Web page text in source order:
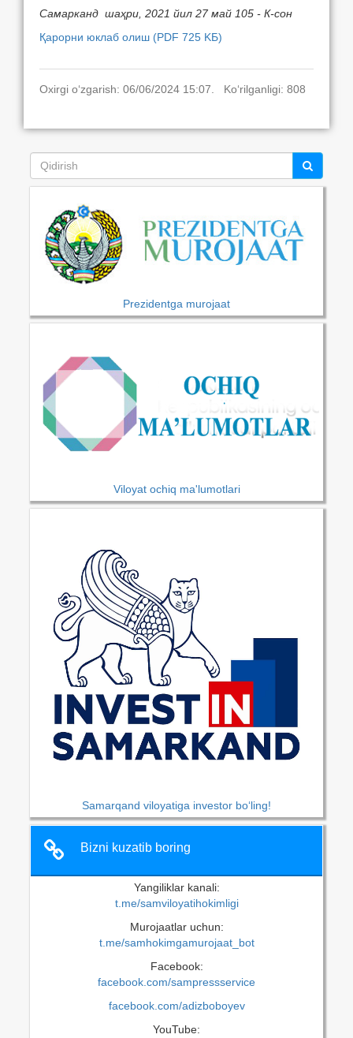
Самарканд шаҳри, 2021 йил 27 май 105 - К-сон
Қарорни юклаб олиш (PDF 725 KБ)
Oxirgi o‘zgarish: 06/06/2024 15:07. Ko‘rilganligi: 808
Prezidentga murojaat
Viloyat ochiq ma'lumotlari
Samarqand viloyatiga investor bo‘ling!
Bizni kuzatib boring
Yangiliklar kanali:
t.me/samviloyatihokimligi
Murojaatlar uchun:
t.me/samhokimgamurojaat_bot
Facebook:
facebook.com/sampressservice
facebook.com/adizboboyev
YouTube: